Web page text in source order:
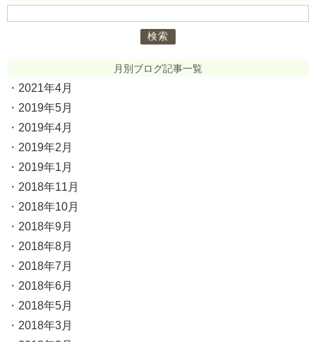
月別ブログ記事一覧
2021年4月
2019年5月
2019年4月
2019年2月
2019年1月
2018年11月
2018年10月
2018年9月
2018年8月
2018年7月
2018年6月
2018年5月
2018年3月